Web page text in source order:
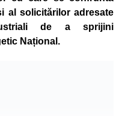
al solicitărilor adresate
de a sprijini
Național.